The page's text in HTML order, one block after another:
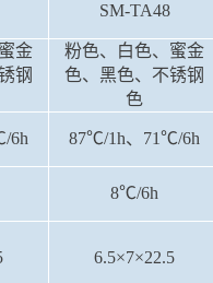
SM-TA48
金
钢
粉色、白色、蜜金
色、黑色、不锈钢
色
6h 87℃/1h、71℃/6h
8℃/6h
6.5×7×22.5